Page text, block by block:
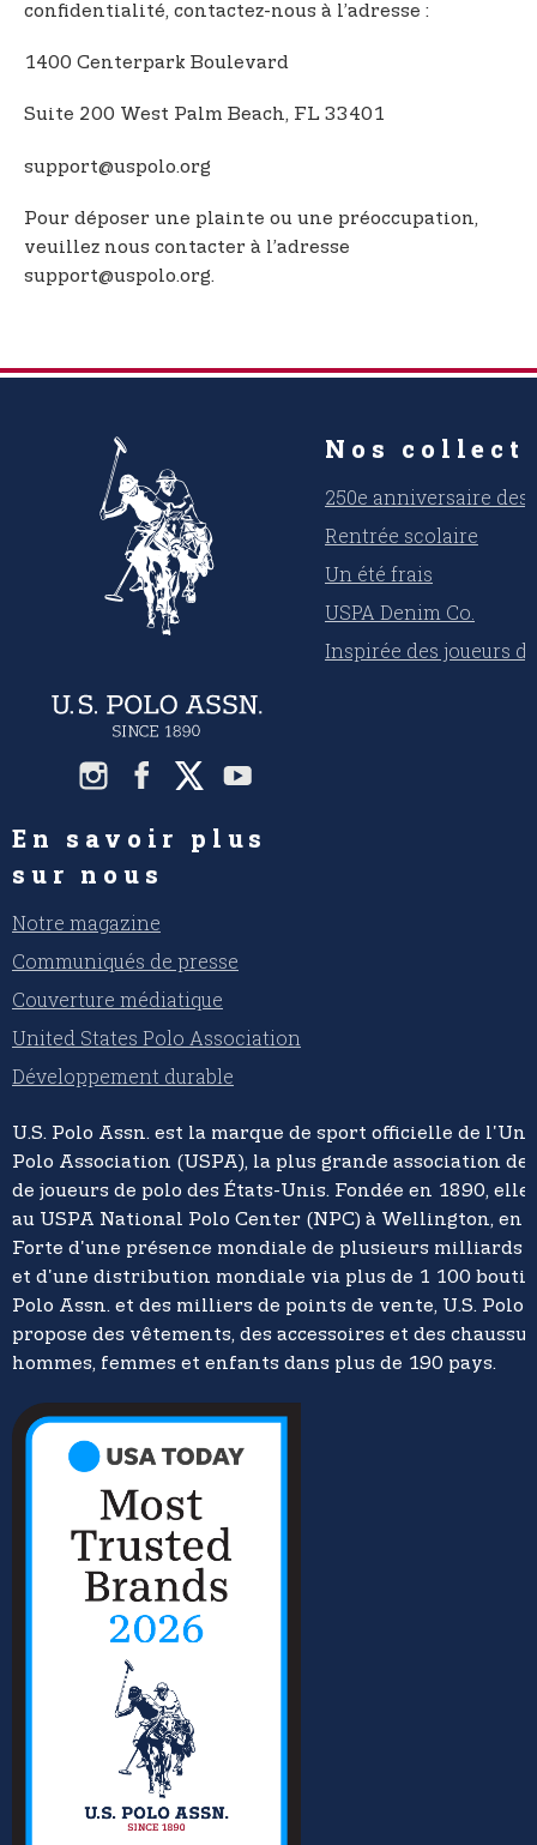
confidentialité, contactez-nous à l’adresse :
1400 Centerpark Boulevard
Suite 200 West Palm Beach, FL 33401
support@uspolo.org
Pour déposer une plainte ou une préoccupation,
veuillez nous contacter à l’adresse
support@uspolo.org.
Nos
250e anniversaire des
Rentrée scolaire
Un été frais
USPA Denim Co.
Inspirée des joueurs
En savoir plus
sur nous
Notre magazine
Communiqués de presse
Couverture médiatique
United States Polo Association
Développement durable
U.S. Polo Assn. est la marque de sport officielle de
Polo Association (USPA), la plus grande association de
de joueurs de polo des États-Unis. Fondée en 1890, elle
au USPA National Polo Center (NPC) à Wellington, en
Forte d'une présence mondiale de plusieurs milliards
et d'une distribution mondiale via plus de 1 100
Polo Assn. et des milliers de points de vente, U.S. Polo
propose des vêtements, des accessoires et des
hommes, femmes et enfants dans plus de 190 pays.